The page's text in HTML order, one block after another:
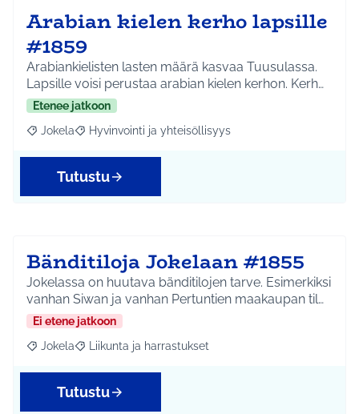
Arabian kielen kerho lapsille
#1859
Arabiankielisten lasten määrä kasvaa Tuusulassa.
Lapsille voisi perustaa arabian kielen kerhon. Kerh…
Etenee jatkoon
Rajaa tulokset aihepiirin mukaan: Jokela
Jokela Rajaa tulokset teeman mukaan: Hyvinvointi ja
Hyvinvointi ja yhteisöllisyys
Tutustu
Bänditiloja Jokelaan #1855
Jokelassa on huutava bänditilojen tarve. Esimerkiksi
vanhan Siwan ja vanhan Pertuntien maakaupan til…
Ei etene jatkoon
Rajaa tulokset aihepiirin mukaan: Jokela
Jokela Rajaa tulokset teeman mukaan: Liikunta ja
Liikunta ja harrastukset
Tutustu